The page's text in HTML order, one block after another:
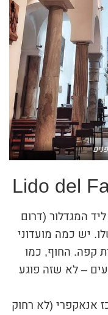
המגדלור (דרום
יש כמה מועדוני
קפה. החוף, כמו
– לא שזה פוגע
אנאקפרי (לא רחוק